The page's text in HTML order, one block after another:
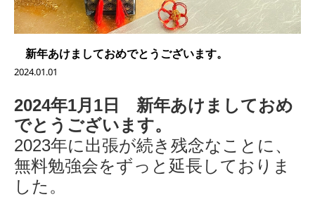
新年あけましておめでとうございます。
2024.01.01
2024年1月1日 新年あけましておめ
でとうございます。
2023年に出張が続き残念なことに、
無料勉強会をずっと延長しておりま
した。